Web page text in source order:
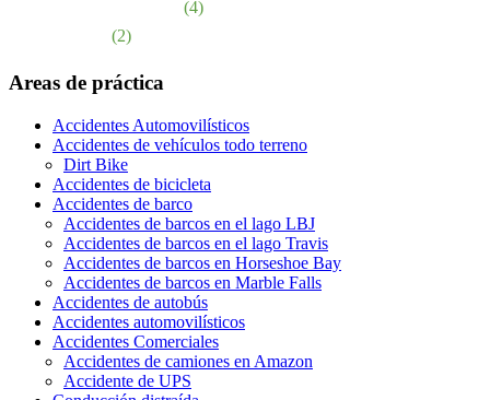
(4)
(2)
Areas de práctica
Accidentes Automovilísticos
Accidentes de vehículos todo terreno
Dirt Bike
Accidentes de bicicleta
Accidentes de barco
Accidentes de barcos en el lago LBJ
Accidentes de barcos en el lago Travis
Accidentes de barcos en Horseshoe Bay
Accidentes de barcos en Marble Falls
Accidentes de autobús
Accidentes automovilísticos
Accidentes Comerciales
Accidentes de camiones en Amazon
Accidente de UPS